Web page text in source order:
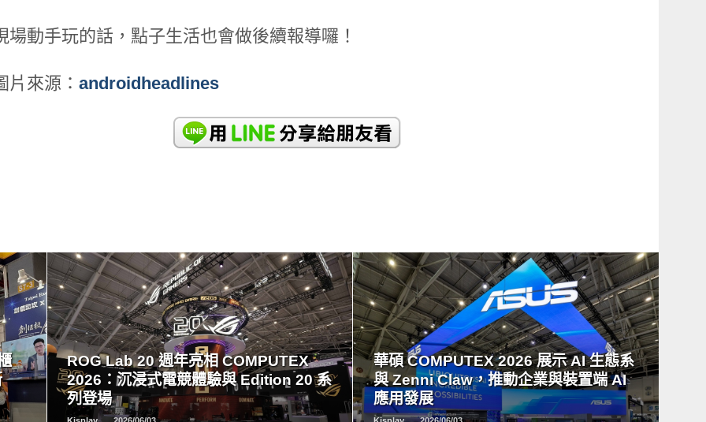
場動手玩的話，點子生活也會做後續報導囉！
片來源： androidheadlines
ROG Lab 20 週年亮相 COMPUTEX
2026：沉浸式電競體驗與 Edition 20 系
列登場
READ
MORE
華碩 COMPUTEX 2026 展示 AI 生態系
與 Zenni Claw，推動企業與裝置端 AI
應用發展
READ
MORE